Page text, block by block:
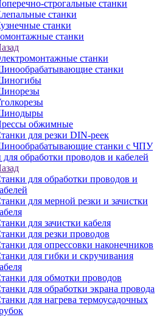
строгальные станки
станки
станки
станки
станки
станки
обжимные
для резки DIN-реек
станки с ЧПУ
обработки проводов и кабелей
для обработки проводов и
для мерной резки и зачистки
для зачистки кабеля
для резки проводов
для опрессовки наконечников
для гибки и скручивания
для обмотки проводов
для обработки экрана провода
для нагрева термоусадочных